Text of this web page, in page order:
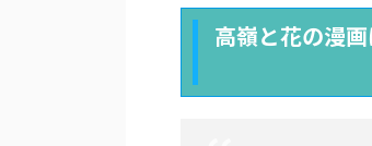
高嶺と花の漫